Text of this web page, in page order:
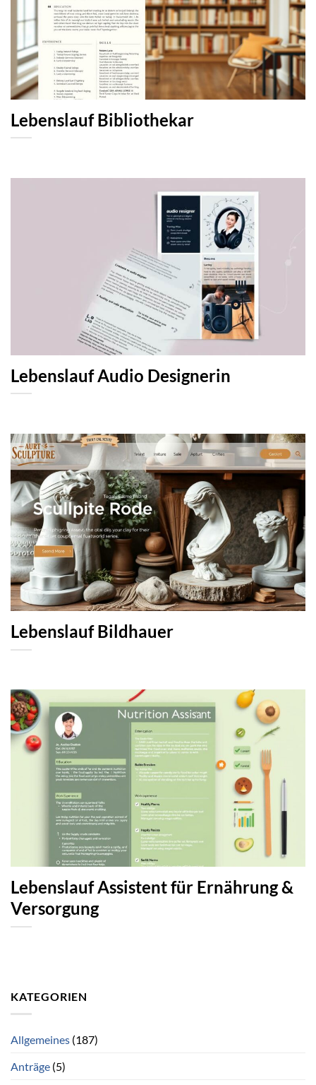
Lebenslauf Bibliothekar
Lebenslauf Audio Designerin
Lebenslauf Bildhauer
Lebenslauf Assistent für Ernährung &
Versorgung
KATEGORIEN
Allgemeines (187)
Anträge (5)